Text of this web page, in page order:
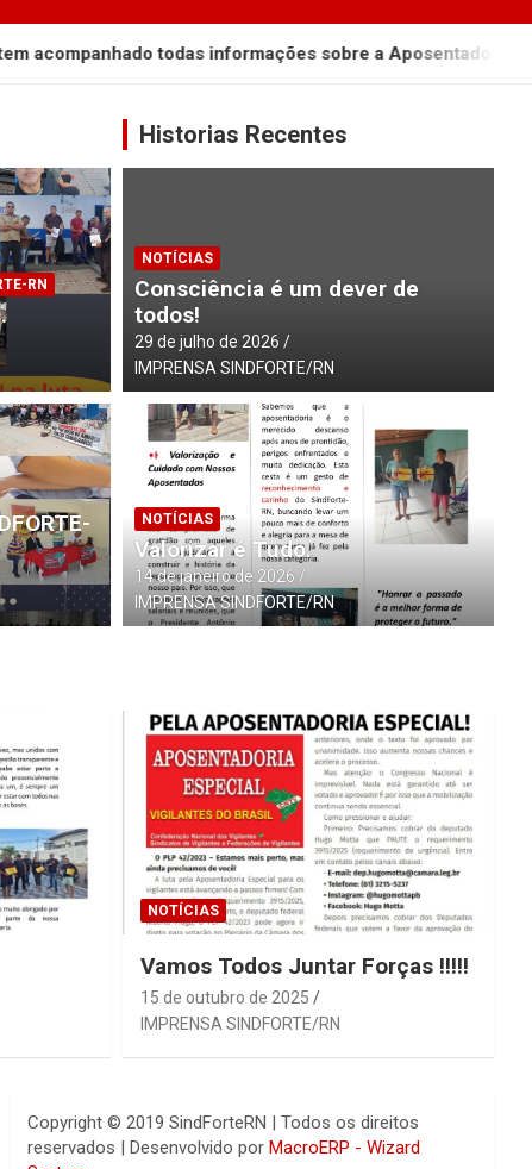
todas informações sobre a Aposentadoria Especial.
SINDFORTE/RN
RN
Historias Recentes
NOTÍCIAS
Consciência é um dever de
todos!
29 de julho de 2026
IMPRENSA SINDFORTE/RN
NOTÍCIAS
Valorizar é Tudo.
14 de janeiro de 2026
IMPRENSA SINDFORTE/RN
NOTÍCIAS
Vamos Todos Juntar Forças !!!!!
15 de outubro de 2025
IMPRENSA SINDFORTE/RN
Copyright © 2019 SindForteRN | Todos os direitos
reservados | Desenvolvido porMacroERP - Wizard